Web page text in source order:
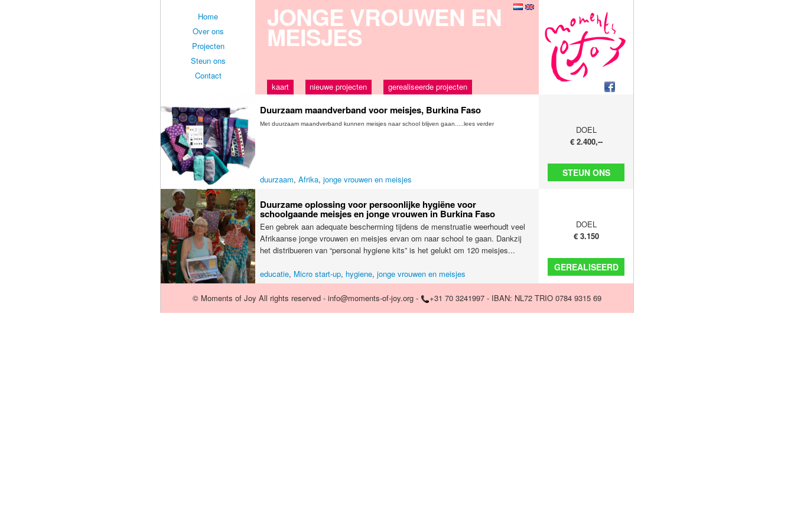
Home
Over ons
Projecten
Steun ons
Contact
JONGE VROUWEN EN
MEISJES
kaart nieuwe projecten gerealiseerde projecten
Duurzaam maandverband voor meisjes, Burkina Faso
Met duurzaam maandverband kunnen meisjes naar school blijven gaan.....lees verder
duurzaam, Afrika, jonge vrouwen en meisjes
DOEL
€ 2.400,--
STEUN ONS
Duurzame oplossing voor persoonlijke hygiëne voor
schoolgaande meisjes en jonge vrouwen in Burkina Faso
Een gebrek aan adequate bescherming tijdens de menstruatie weerhoudt veel
Afrikaanse jonge vrouwen en meisjes ervan om naar school te gaan. Dankzij
het distribueren van “personal hygiene kits” is het gelukt om 120 meisjes...
educatie, Micro start-up, hygiene, jonge vrouwen en meisjes
DOEL
€ 3.150
GEREALISEERD
© Moments of Joy All rights reserved - info@moments-of-joy.org - +31 70 3241997 - IBAN: NL72 TRIO 0784 9315 69